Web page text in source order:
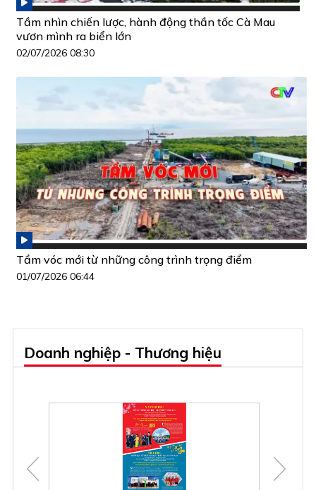
Tầm nhìn chiến lược, hành động thần tốc Cà Mau
vươn mình ra biển lớn
02/07/2026 08:30
Tầm vóc mới từ những công trình trọng điểm
01/07/2026 06:44
Doanh nghiệp - Thương hiệu